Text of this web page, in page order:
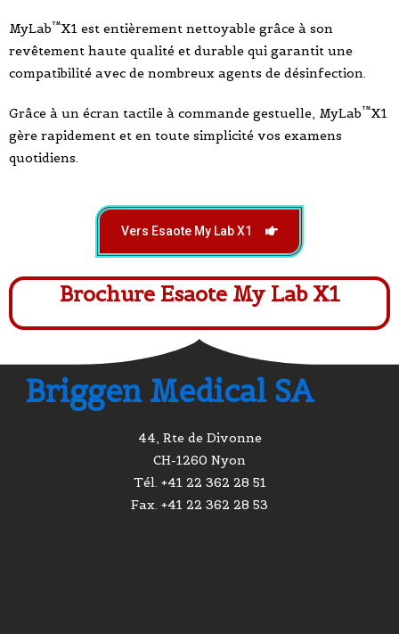
MyLab™X1 est entièrement nettoyable grâce à son
revêtement haute qualité et durable qui garantit une
compatibilité avec de nombreux agents de désinfection.
Grâce à un écran tactile à commande gestuelle, MyLab™X1
gère rapidement et en toute simplicité vos examens
quotidiens.
Vers Esaote My Lab X1
Brochure Esaote My Lab X1
Briggen Medical SA
44, Rte de Divonne
CH-1260 Nyon
Tél. +41 22 362 28 51
Fax. +41 22 362 28 53